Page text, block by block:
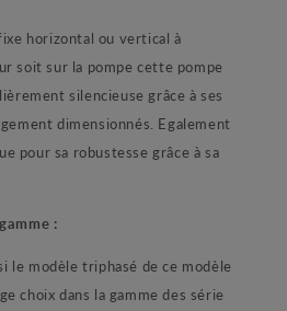
horizontal ou vertical à
soit sur la pompe cette pompe
silencieuse grâce à ses
dimensionnés. Egalement
pour sa robustesse grâce à sa
:
modèle triphasé de ce modèle
choix dans la gamme des série